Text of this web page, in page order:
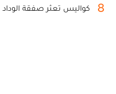
8 كواليس تعثر صفقة